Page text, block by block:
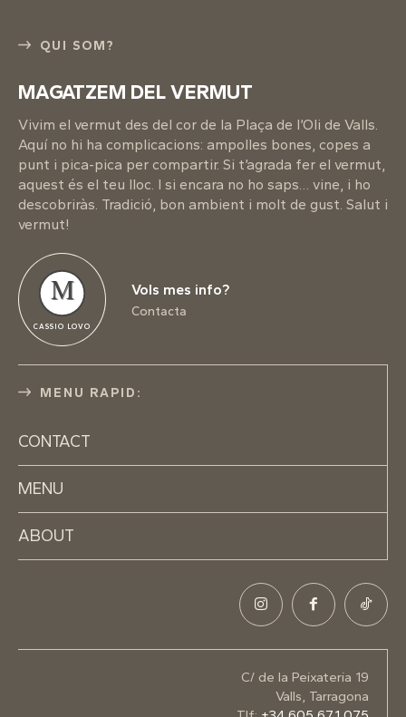
QUI SOM?
MAGATZEM DEL VERMUT
Vivim el vermut des del cor de la Plaça de l’Oli de Valls.
Aquí no hi ha complicacions: ampolles bones, copes a
punt i pica-pica per compartir. Si t’agrada fer el vermut,
aquest és el teu lloc. I si encara no ho saps… vine, i ho
descobriràs. Tradició, bon ambient i molt de gust. Salut i
vermut!
M
CASSIO LOVO
Vols mes info?
Contacta
MENU RAPID:
CONTACT
MENU
ABOUT
C/ de la Peixateria 19
Valls, Tarragona